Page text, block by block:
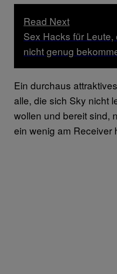
Read Next
Sex Hacks für
nicht genug
Ein durchaus
alle, die sich Sky nicht
wollen und bereit sind,
ein wenig am Receiver